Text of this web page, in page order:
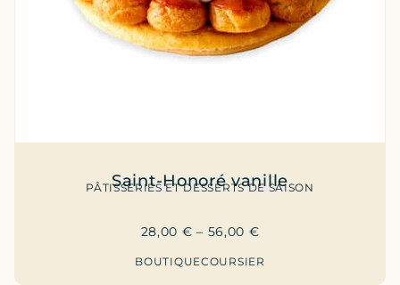
Saint-Honoré vanille
PÂTISSERIES ET DESSERTS DE SAISON
28,00 € – 56,00 €
BOUTIQUECOURSIER